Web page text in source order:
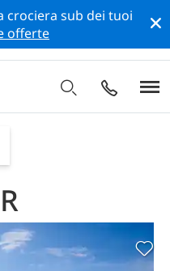
crociera sub dei tuoi
offerte